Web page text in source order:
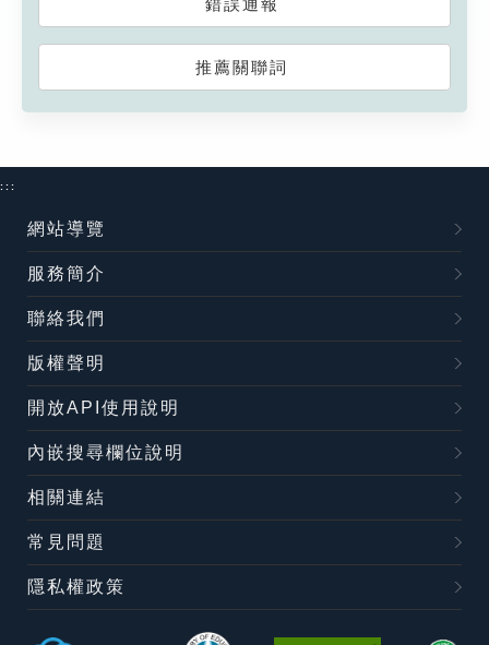
推薦關聯詞
:::
網站導覽
服務簡介
聯絡我們
版權聲明
開放API使用說明
內嵌搜尋欄位說明
相關連結
常見問題
隱私權政策